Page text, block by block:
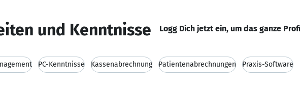
und Kenntnisse Logg Dich jetzt ein, um das ganze
PC-Kenntnisse Kassenabrechnung Patientenabrechnungen Praxis-Software